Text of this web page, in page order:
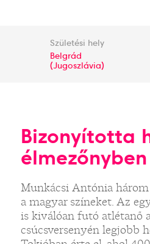
Születési hely
Belgrád
(Jugoszlávia)
Bizonyította
élmezőnyben
Munkácsi Antónia
a magyar színeket. Az
is kiválóan futó atlétanő
csúcsversenyén legjobb